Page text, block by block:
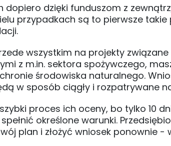
dopiero dzięki funduszom z
przypadkach są to pierwsze
wszystkim na projekty
z m.in. sektora spożywczego,
środowiska naturalnego.
w sposób ciągły i rozpatrywane
proces ich oceny, bo tylko 10
określone warunki.
plan i złożyć wniosek ponownie -